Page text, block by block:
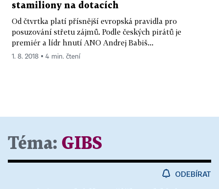
stamiliony na dotacích
Od čtvrtka platí přísnější evropská pravidla pro
posuzování střetu zájmů. Podle českých pirátů je
premiér a lídr hnutí ANO Andrej Babiš...
1. 8. 2018 ▪ 4 min. čtení
Téma: GIBS
ODEBÍRAT